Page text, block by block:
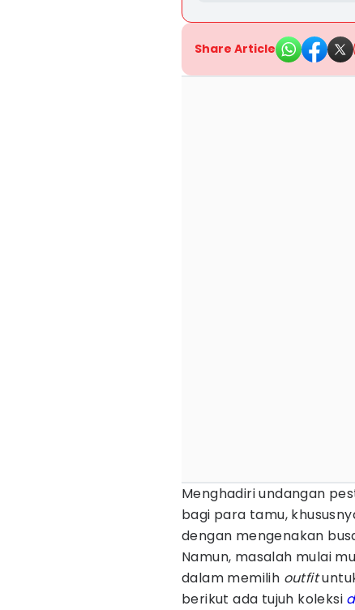
Share Article
Menghadiri undangan
bagi para tamu,
dengan mengenakan
Namun, masalah mulai
dalam memilih outfit
berikut ada tujuh koleksi